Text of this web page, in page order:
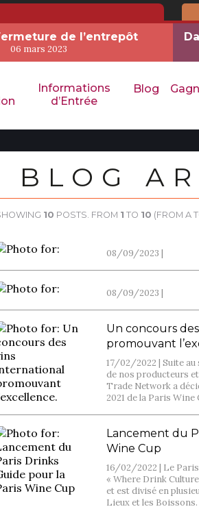
de l’entrepôt
06 mars 2023
Informations
d’Entrée
Blog
BLOG
10 POSTS. FROM 1 TO 10 (FROM A
08/09/2023 |
08/09/2023 |
Un concours
promouvant
17/02/2022 |Suite au
de nos producteurs
Trade Network a
2021 de la Paris Wine
Lancement du
Wine Cup
16/02/2022 | Le
« Where Drink
et est divisé en
Lieux et les Boissons.